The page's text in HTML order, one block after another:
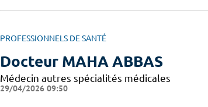
PROFESSIONNELS DE SANTÉ
Docteur MAHA ABBAS
Médecin autres spécialités médicales
29/04/2026 09:50